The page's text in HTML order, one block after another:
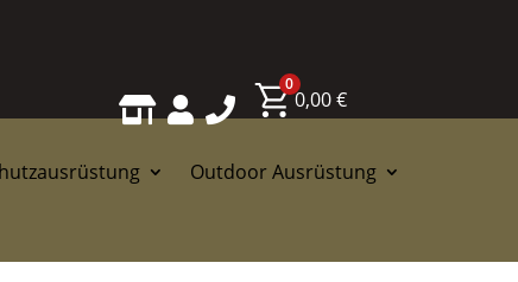
  
0
0,00€
Outdoor Ausrüstung